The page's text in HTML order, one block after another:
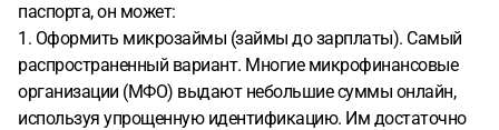
паспорта, он может:
1. Оформить микрозаймы (займы до зарплаты). Самый
распространенный вариант. Многие микрофинансовые
организации (МФО) выдают небольшие суммы онлайн,
используя упрощенную идентификацию. Им достаточно